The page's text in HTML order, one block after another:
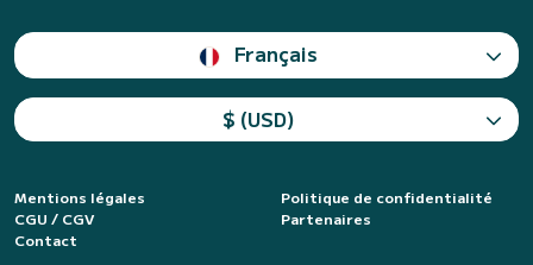
Français
$ (USD)
Mentions légales
Politique de confidentialité
CGU / CGV
Partenaires
Contact